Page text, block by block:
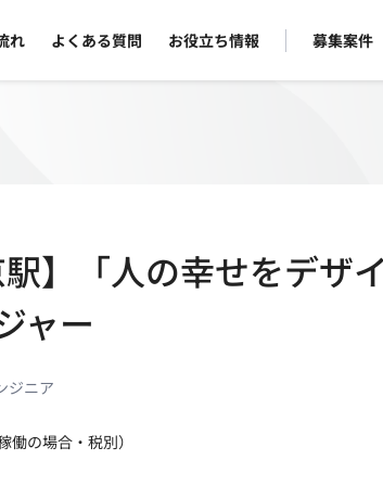
れ よくある質問 お役立ち情報 募集案件
駅】「人の幸せをデザ
ャー
ジニア
の場合・税別）